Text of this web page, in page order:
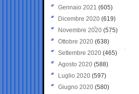
Gennaio 2021 (605)
Dicembre 2020 (619)
Novembre 2020 (575)
Ottobre 2020 (638)
Settembre 2020(465)
Agosto 2020 (588)
Luglio 2020 (597)
Giugno 2020 (580)